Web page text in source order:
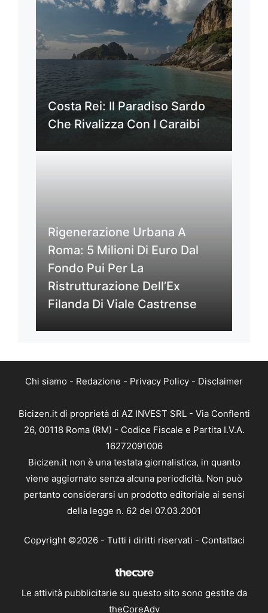
Costa Rei: Il Paradiso Sardo
Che Rivalizza Con I Caraibi
Rigenerazione Urbana A
Roma: 5 Milioni Di Euro Dal
Fondo Pui Per La
Ristrutturazione Dell’Ex
Filanda Di Viale Castrense
Chi siamo - Redazione - Privacy Policy - Disclaimer
Bicizen.it di proprietà di AZ INVEST SRL - Via Conflenti
26, 00118 Roma (RM) - Codice Fiscale e Partita I.V.A.
16272091006
Bicizen.it non è una testata giornalistica, in quanto
viene aggiornato senza alcuna periodicità. Non può
pertanto considerarsi un prodotto editoriale ai sensi
della legge n. 62 del 07.03.2001
Copyright ©2026 - Tutti i diritti riservati - Contattaci
Le attività pubblicitarie su questo sito sono gestite da
theCoreAdv